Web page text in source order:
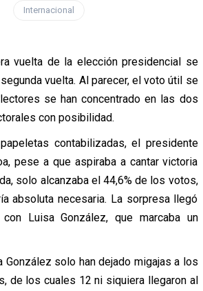
Internacional
vuelta de la elección presidencial se
vuelta. Al parecer, el voto útil se
se han concentrado en las dos
con posibilidad.
contabilizadas, el presidente
pese a que aspiraba a cantar victoria
solo alcanzaba el 44,6% de los votos,
absoluta necesaria. La sorpresa llegó
Luisa González, que marcaba un
González solo han dejado migajas a los
de los cuales 12 ni siquiera llegaron al